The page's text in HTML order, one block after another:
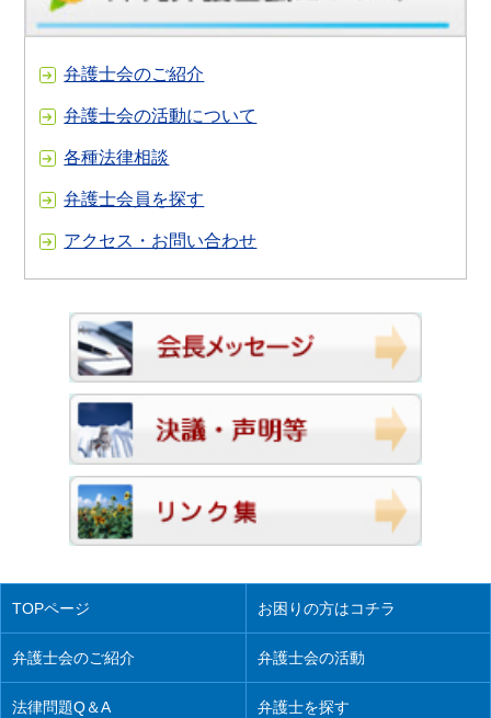
弁護士会のご紹介
弁護士会の活動について
各種法律相談
弁護士会員を探す
アクセス・お問い合わせ
TOPページ お困りの方はコチラ
弁護士会のご紹介 弁護士会の活動
法律問題Q＆A 弁護士を探す